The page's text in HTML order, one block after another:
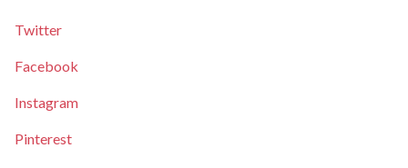
Twitter
Facebook
Instagram
Pinterest